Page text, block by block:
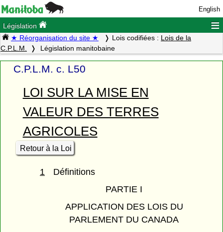
English
Législation ≡
★ Réorganisation du site ★ Lois codifiées : Lois de la
C.P.L.M.
Législation manitobaine
C.P.L.M. c. L50
LOI SUR LA MISE EN
VALEUR DES TERRES
AGRICOLES
Retour à la Loi
1
Définitions
PARTIE I
APPLICATION DES LOIS DU
PARLEMENT DU CANADA